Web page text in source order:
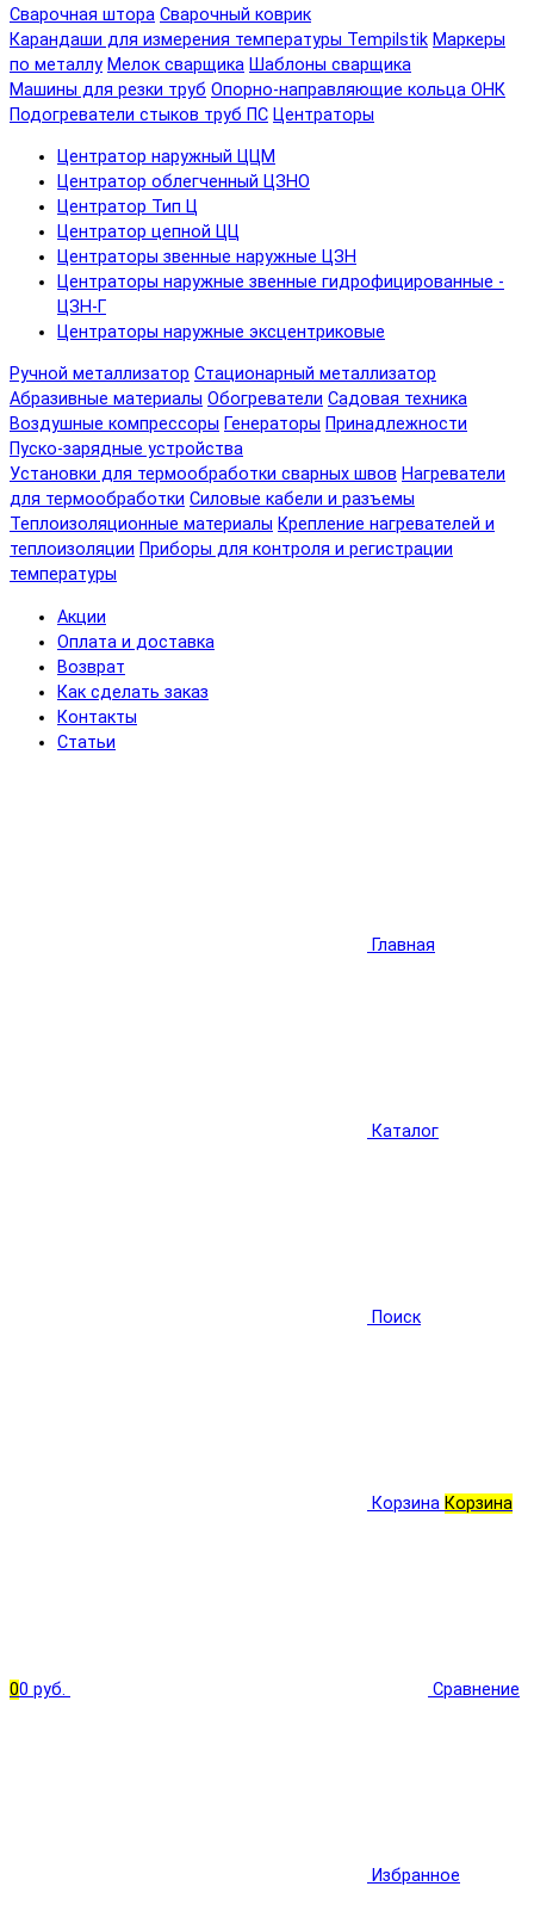
Сварочная штора Сварочный коврик
Карандаши для измерения температуры Tempilstik Маркеры
по металлу Мелок сварщика Шаблоны сварщика
Машины для резки труб Опорно-направляющие кольца ОНК
Подогреватели стыков труб ПС Центраторы
Центратор наружный ЦЦМ
Центратор облегченный ЦЗНО
Центратор Тип Ц
Центратор цепной ЦЦ
Центраторы звенные наружные ЦЗН
Центраторы наружные звенные гидрофицированные -
ЦЗН-Г
Центраторы наружные эксцентриковые
Ручной металлизатор Стационарный металлизатор
Абразивные материалы Обогреватели Садовая техника
Воздушные компрессоры Генераторы Принадлежности
Пуско-зарядные устройства
Установки для термообработки сварных швов Нагреватели
для термообработки Силовые кабели и разъемы
Теплоизоляционные материалы Крепление нагревателей и
теплоизоляции Приборы для контроля и регистрации
температуры
Акции
Оплата и доставка
Возврат
Как сделать заказ
Контакты
Статьи
Главная
Каталог
Поиск
Корзина Корзина
00 руб. Сравнение
Избранное